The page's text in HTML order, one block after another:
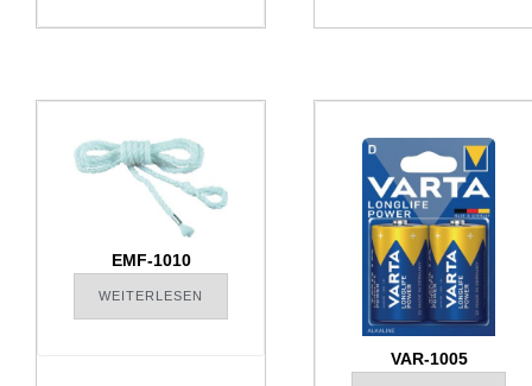
EMF-1010
WEITERLESEN
VAR-1005